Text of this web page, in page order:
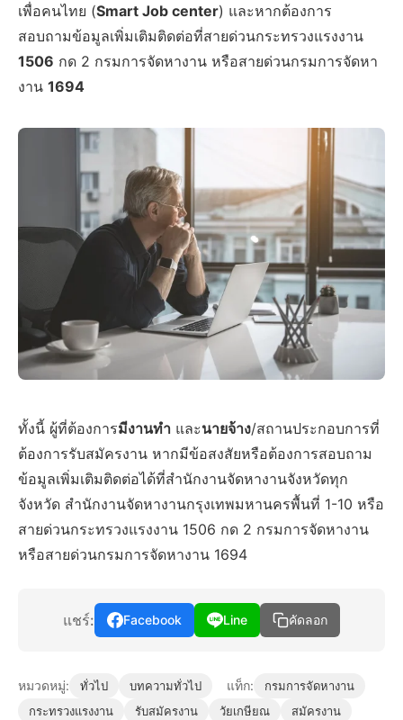
เพื่อคนไทย (Smart Job center) และหากต้องการ
สอบถามข้อมูลเพิ่มเติมติดต่อที่สายด่วนกระทรวงแรงงาน
1506 กด 2 กรมการจัดหางาน หรือสายด่วนกรมการจัดหา
งาน 1694
ทั้งนี้ ผู้ที่ต้องการมีงานทำ และนายจ้าง/สถานประกอบการที่
ต้องการรับสมัครงาน หากมีข้อสงสัยหรือต้องการสอบถาม
ข้อมูลเพิ่มเติมติดต่อได้ที่สำนักงานจัดหางานจังหวัดทุก
จังหวัด สำนักงานจัดหางานกรุงเทพมหานครพื้นที่ 1-10 หรือ
สายด่วนกระทรวงแรงงาน 1506 กด 2 กรมการจัดหางาน
หรือสายด่วนกรมการจัดหางาน 1694
แชร์: Facebook Line คัดลอก
หมวดหมู่: ทั่วไป บทความทั่วไป แท็ก:
กรมการจัดหางาน
กระทรวงแรงงาน
รับสมัครงาน วัยเกษียณ
สมัครงาน